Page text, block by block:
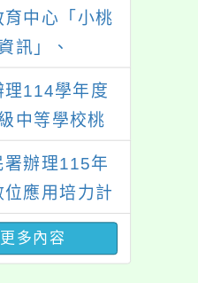
中心「小桃
訊」、
工作坊」、
桃創意照片徵
報各1份
理114學年度
中等學校桃
署辦理115年
位應用培力計
訊課程一案
多內容